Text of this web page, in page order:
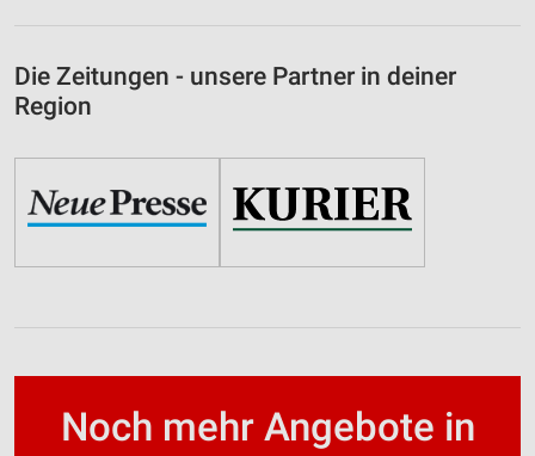
Die Zeitungen - unsere Partner in deiner
Region
Noch mehr Angebote in